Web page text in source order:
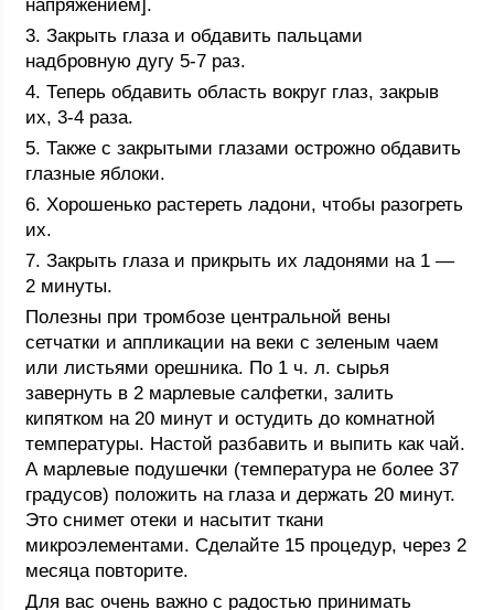
напряжением].
3. Закрыть глаза и обдавить пальцами
надбровную дугу 5-7 раз.
4. Теперь обдавить область вокруг глаз, закрыв
их, 3-4 раза.
5. Также с закрытыми глазами острожно обдавить
глазные яблоки.
6. Хорошенько растереть ладони, чтобы разогреть
их.
7. Закрыть глаза и прикрыть их ладонями на 1 —
2 минуты.
Полезны при тромбозе центральной вены
сетчатки и аппликации на веки с зеленым чаем
или листьями орешника. По 1 ч. л. сырья
завернуть в 2 марлевые салфетки, залить
кипятком на 20 минут и остудить до комнатной
температуры. Настой разбавить и выпить как чай.
А марлевые подушечки (температура не более 37
градусов) положить на глаза и держать 20 минут.
Это снимет отеки и насытит ткани
микроэлементами. Сделайте 15 процедур, через 2
месяца повторите.
Для вас очень важно с радостью принимать